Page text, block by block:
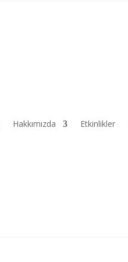
Hakkımızda Etkinlikler